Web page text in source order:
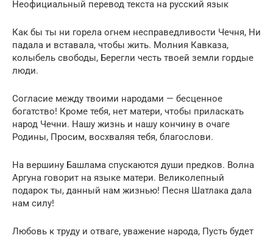
Неофициальный перевод текста на русский язык
Как бы ты ни горела огнем несправедливости Чечня, Ни
падала и вставала, чтобы жить. Молния Кавказа,
колыбель свободы, Берегли честь твоей земли гордые
люди.
Согласие между твоими народами — бесценное
богатство! Кроме тебя, нет матери, чтобы приласкать
народ Чечни. Нашу жизнь и нашу кончину в очаге
Родины, Просим, восхваляя тебя, благослови.
На вершину Башлама спускаются души предков. Волна
Аргуна говорит на языке матери. Великолепный
подарок ты, данный нам жизнью! Песня Шатлака дала
нам силу!
Любовь к труду и отваге, уважение народа, Пусть будет